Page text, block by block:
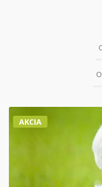
AKCIA